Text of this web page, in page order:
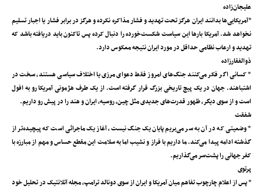
علیجان‌زاده
*آمریکایی‌ها بدانند ایران هرگز تحت تهدید و فشار مذاکره نکرده و هرگز در برابر فشار یا اجبار تسلیم
نخواهد شد. آمریکا بارها این سیاست شکست‌خورده را دنبال کرده پس تاکنون باید دریافته باشد که
تهدید و ارعاب نظامی حداقل در مورد ایران نتیجه معکوس دارد.
ذوالفقارزاده
* کسانی اگر فکر می‌کنند جنگ‌های امروز فقط دعوای مرزی یا اختلاف سیاسی هستند، سخت در
اشتباهند. جهان در یک پیچ تاریخی بزرگ قرار گرفته است. از یک طرف هژمونی آمریکا رو به افول
است و از سوی دیگر، ظهور قدرت‌های جدیدی مثل چین، روسیه، ایران و هند را در پیش رو داریم.
شفقت
* وضعیتی که در آن به سر می‌بریم پایان یک جنگ نیست، آغاز یک ماجرائی است که پیچیده‌تر از
گذشته ادامه پیدا می‌کند. ما داریم با فراز و نشیب اما به سلامت این مقطع حساس و مهم از مبارزه با
کفر جهانی را پشت‌سر می‌گذاریم.
پرتوی
* پس از اعلام چارچوب تفاهم میان آمریکا و ایران از سوی دونالد ترامپ، مجله آتلانتیک در تحلیل خود